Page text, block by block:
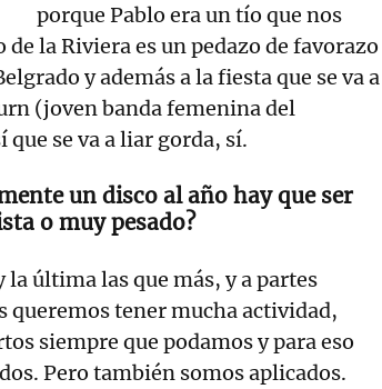
porque Pablo era un tío que nos
la Riviera es un pedazo de favorazo
y además a la fiesta que se va a
(joven banda femenina del
se va a liar gorda, sí.
un disco al año hay que ser
o muy pesado?
última las que más, y a partes
queremos tener mucha actividad,
siempre que podamos y para eso
Pero también somos aplicados.